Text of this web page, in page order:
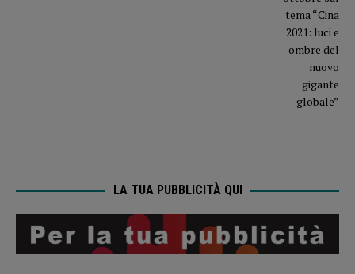
LA TUA PUBBLICITÀ QUI